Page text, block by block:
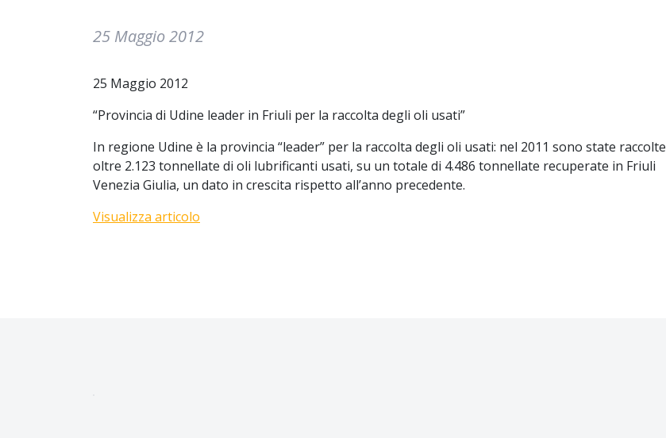
25 Maggio 2012
25 Maggio 2012
“Provincia di Udine leader in Friuli per la raccolta degli oli usati”
In regione Udine è la provincia “leader” per la raccolta degli oli usati: nel 2011 sono state raccolte
oltre 2.123 tonnellate di oli lubrificanti usati, su un totale di 4.486 tonnellate recuperate in Friuli
Venezia Giulia, un dato in crescita rispetto all’anno precedente.
Visualizza articolo